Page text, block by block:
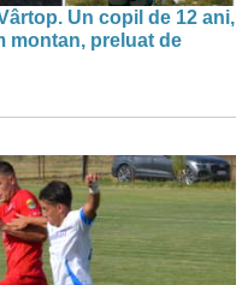
Un copil de 12 ani,
montan, preluat de